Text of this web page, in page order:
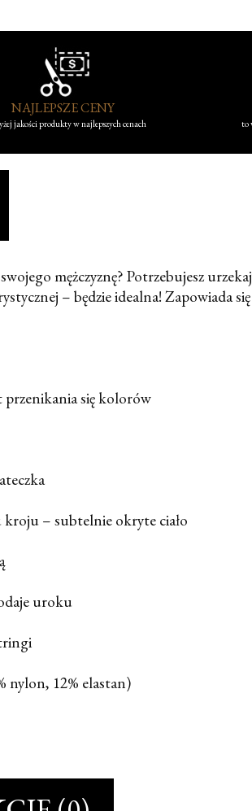
NAJLEPSZE CENY
jakości produkty w najlepszych cenach
to
mężczyznę? Potrzebujesz
– będzie idealna! Zapowiada
przenikania się kolorów
kroju – subtelnie okryte ciało
uroku
nylon, 12% elastan)